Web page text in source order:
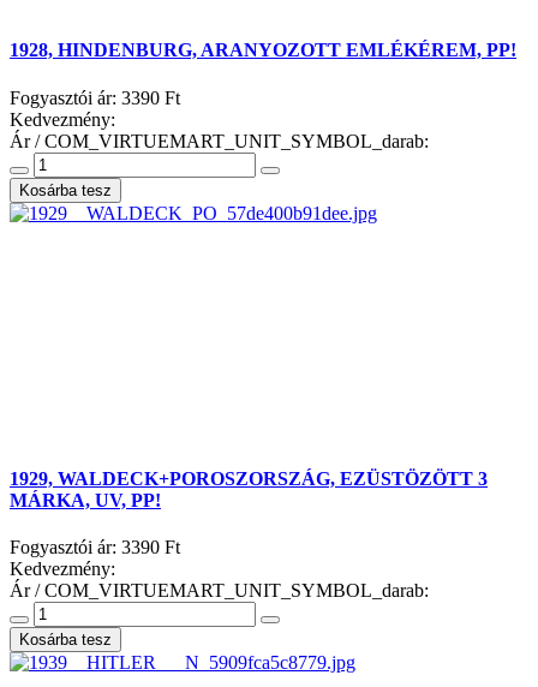
1928, HINDENBURG, ARANYOZOTT EMLÉKÉREM, PP!
Fogyasztói ár: 3390 Ft
Kedvezmény:
Ár / COM_VIRTUEMART_UNIT_SYMBOL_darab:
1929, WALDECK+POROSZORSZÁG, EZÜSTÖZÖTT 3
MÁRKA, UV, PP!
Fogyasztói ár: 3390 Ft
Kedvezmény:
Ár / COM_VIRTUEMART_UNIT_SYMBOL_darab: